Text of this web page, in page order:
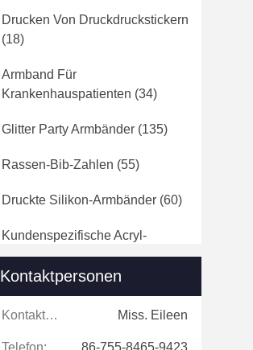
Drucken Von Druckdruckstickern
(18)
Armband Für
Krankenhauspatienten (34)
Glitter Party Armbänder (135)
Rassen-Bib-Zahlen (55)
Druckte Silikon-Armbänder (60)
Kundenspezifische Acryl-
Keychains(60)
Kontaktpersonen
Kontaktpersonen: Miss. Eileen
Telefon: 86-755-8465-9423